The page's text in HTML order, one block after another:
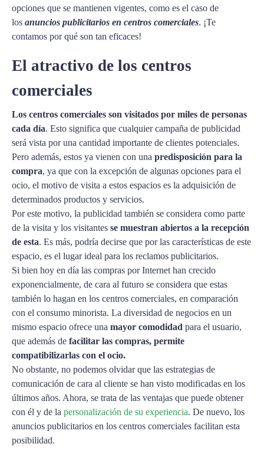
opciones que se mantienen vigentes, como es el caso de
los anuncios publicitarios en centros comerciales. ¡Te
contamos por qué son tan eficaces!
El atractivo de los centros
comerciales
Los centros comerciales son visitados por miles de personas
cada día. Esto significa que cualquier campaña de publicidad
será vista por una cantidad importante de clientes potenciales.
Pero además, estos ya vienen con una predisposición para la
compra, ya que con la excepción de algunas opciones para el
ocio, el motivo de visita a estos espacios es la adquisición de
determinados productos y servicios.
Por este motivo, la publicidad también se considera como parte
de la visita y los visitantes se muestran abiertos a la recepción
de esta. Es más, podría decirse que por las características de este
espacio, es el lugar ideal para los reclamos publicitarios.
Si bien hoy en día las compras por Internet han crecido
exponencialmente, de cara al futuro se considera que estas
también lo hagan en los centros comerciales, en comparación
con el consumo minorista. La diversidad de negocios en un
mismo espacio ofrece una mayor comodidad para el usuario,
que además de facilitar las compras, permite
compatibilizarlas con el ocio.
No obstante, no podemos olvidar que las estrategias de
comunicación de cara al cliente se han visto modificadas en los
últimos años. Ahora, se trata de las ventajas que puede obtener
con él y de la personalización de su experiencia. De nuevo, los
anuncios publicitarios en los centros comerciales facilitan esta
posibilidad.